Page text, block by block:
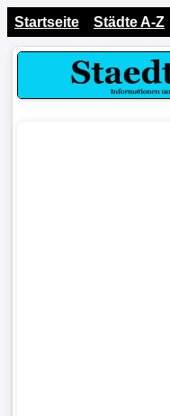
Startseite Städte A-Z